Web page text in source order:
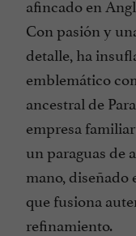
afincado en
Con pasión y
detalle, ha
emblemático
ancestral de
empresa
un paraguas de
mano,
que fusiona
refinamiento.